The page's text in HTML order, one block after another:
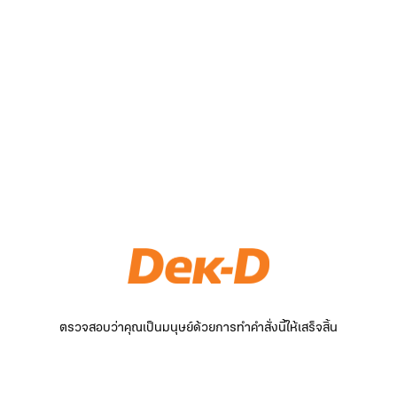
ตรวจสอบว่าคุณเป็นมนุษย์ด้วยการทำคำสั่งนี้ให้เสร็จสิ้น